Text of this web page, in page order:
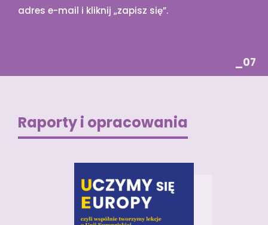
adres e-mail i kliknij „zapisz się”.
_07
Raporty i opracowania